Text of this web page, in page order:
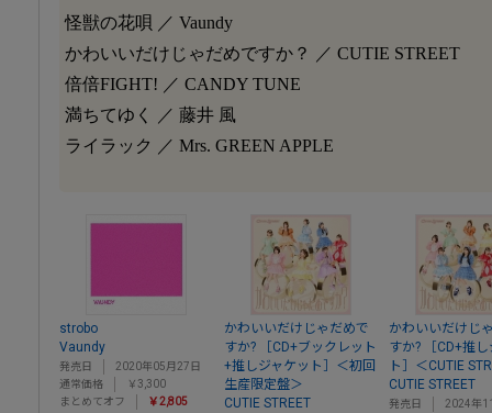
怪獣の花唄 ／ Vaundy
かわいいだけじゃだめですか？ ／ CUTIE STREET
倍倍FIGHT! ／ CANDY TUNE
満ちてゆく ／ 藤井 風
ライラック ／ Mrs. GREEN APPLE
strobo
Vaundy
発売日
2020年05月27日
通常価格
￥3,300
まとめてオフ
￥2,805
かわいいだけじゃだめで
すか? ［CD+ブックレット
+推しジャケット］＜初回
生産限定盤＞
CUTIE STREET
かわいいだけじ
すか? ［CD+推
ト］＜CUTIE
CUTIE STREET
発売日
2024年